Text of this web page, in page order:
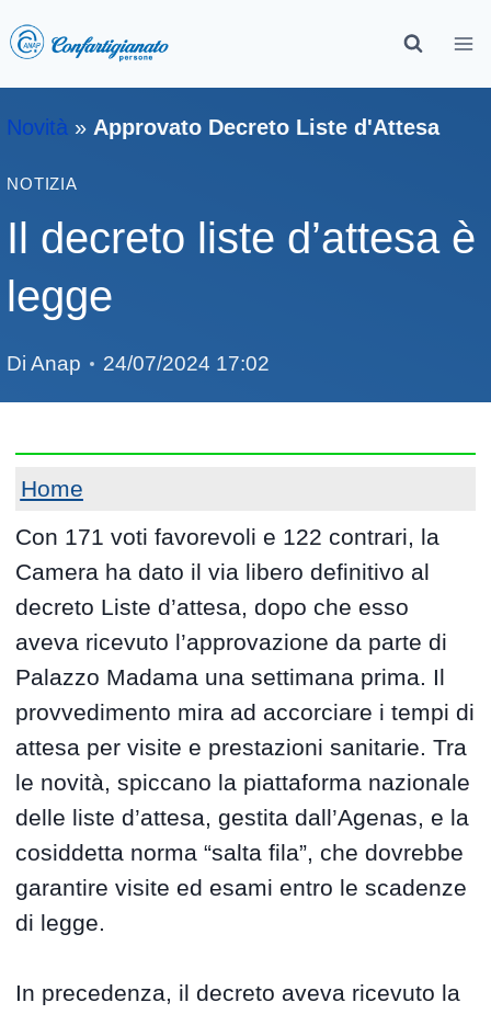
Novità » Approvato Decreto Liste d'Attesa
NOTIZIA
Il decreto liste d’attesa è
legge
Di Anap 24/07/2024 17:02
Home
Con 171 voti favorevoli e 122 contrari, la
Camera ha dato il via libero definitivo al
decreto Liste d’attesa, dopo che esso
aveva ricevuto l’approvazione da parte di
Palazzo Madama una settimana prima. Il
provvedimento mira ad accorciare i tempi di
attesa per visite e prestazioni sanitarie. Tra
le novità, spiccano la piattaforma nazionale
delle liste d’attesa, gestita dall’Agenas, e la
cosiddetta norma “salta fila”, che dovrebbe
garantire visite ed esami entro le scadenze
di legge.
In precedenza, il decreto aveva ricevuto la